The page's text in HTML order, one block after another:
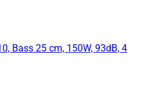
Bass 25 cm, 150W, 93dB, 4